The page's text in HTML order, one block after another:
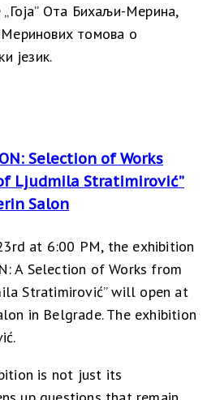
Ота Бихаљи-Мерина,
томова о
језик.
Selection of Works
Ljudmila Stratimirović”
Salon
at 6:00 PM, the exhibition
A Selection of Works from
Stratimirović” will open at
in Belgrade. The exhibition
is not just its